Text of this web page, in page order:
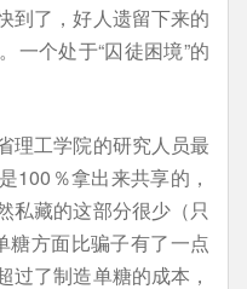
到了，好人遗留下来的
一个处于“囚徒困境”的
理工学院的研究人员最
100％拿出来共享的，
私藏的这部分很少（只
糖方面比骗子有了一点
过了制造单糖的成本，